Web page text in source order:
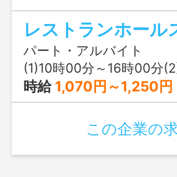
での勤務です。未経験の
してご応募ください。
となります。 変更範囲：
パート・アルバイト
(1)10時00分～16時00分(2)17時00分～22
時給 1,070円～1,250円
この企業の